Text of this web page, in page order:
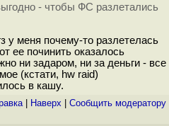
- чтобы ФС разлетались
у меня почему-то разлетелась
ее починить оказалось
ни задаром, ни за деньги - все
(кстати, hw raid)
в кашу.
| Наверх Cообщить модератору